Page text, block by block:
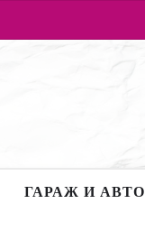
ГАРАЖ И АВТО